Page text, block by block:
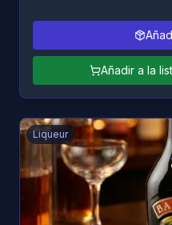
Añadir a la
Liqueur